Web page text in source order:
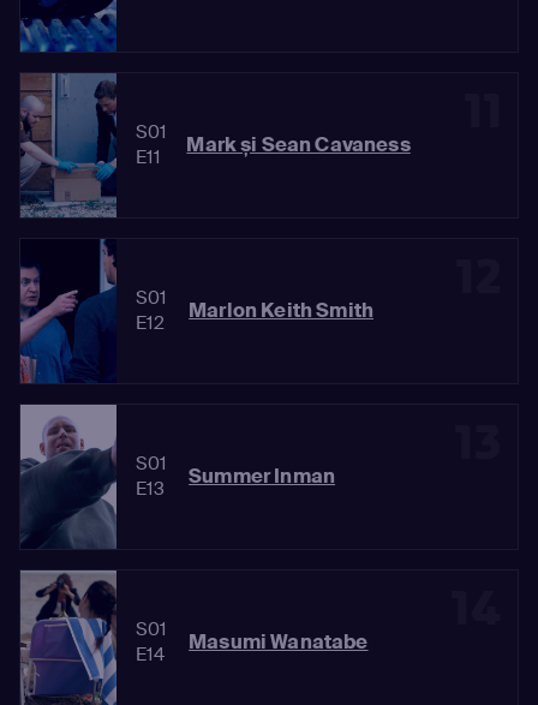
S01
E11
Mark și Sean Cavaness
S01
E12
Marlon Keith Smith
S01
E13
Summer Inman
S01
E14
Masumi Wanatabe